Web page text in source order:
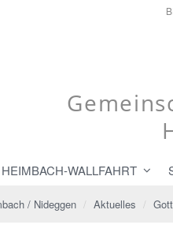
HEIMBACH-WALLFAHRT
/ Nideggen Aktuelles